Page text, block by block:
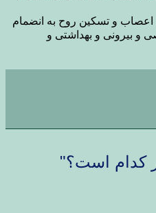
اعصاب و تسکین روح به انضمام
و بیرونی و بهداشتی و
است؟"